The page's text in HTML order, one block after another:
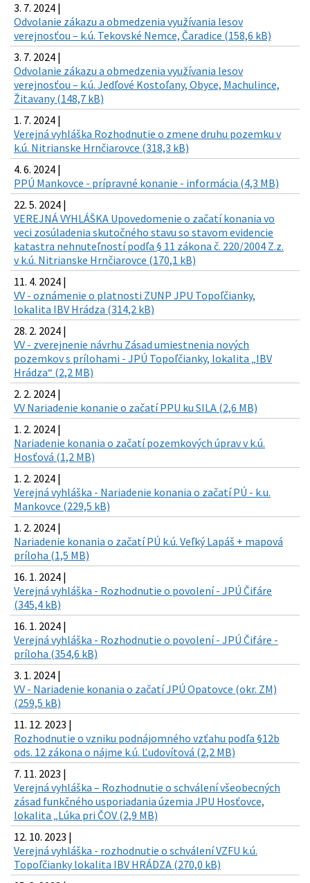
3. 7. 2024 |
Odvolanie zákazu a obmedzenia využívania lesov
verejnosťou – k.ú. Tekovské Nemce, Čaradice (158,6 kB)
3. 7. 2024 |
Odvolanie zákazu a obmedzenia využívania lesov
verejnosťou – k.ú. Jedľové Kostoľany, Obyce, Machulince,
Žitavany (148,7 kB)
1. 7. 2024 |
Verejná vyhláška Rozhodnutie o zmene druhu pozemku v
k.ú. Nitrianske Hrnčiarovce (318,3 kB)
4. 6. 2024 |
PPÚ Mankovce - prípravné konanie - informácia (4,3 MB)
22. 5. 2024 |
VEREJNÁ VYHLÁŠKA Upovedomenie o začatí konania vo
veci zosúladenia skutočného stavu so stavom evidencie
katastra nehnuteľností podľa § 11 zákona č. 220/2004 Z.z.
v k.ú. Nitrianske Hrnčiarovce (170,1 kB)
11. 4. 2024 |
VV - oznámenie o platnosti ZUNP JPU Topoľčianky,
lokalita IBV Hrádza (314,2 kB)
28. 2. 2024 |
VV - zverejnenie návrhu Zásad umiestnenia nových
pozemkov s prílohami - JPÚ Topoľčianky, lokalita „IBV
Hrádza“ (2,2 MB)
2. 2. 2024 |
VV Nariadenie konanie o začatí PPU ku SILA (2,6 MB)
1. 2. 2024 |
Nariadenie konania o začatí pozemkových úprav v k.ú.
Hosťová (1,2 MB)
1. 2. 2024 |
Verejná vyhláška - Nariadenie konania o začatí PÚ - k.u.
Mankovce (229,5 kB)
1. 2. 2024 |
Nariadenie konania o začatí PÚ k.ú. Veľký Lapáš + mapová
príloha (1,5 MB)
16. 1. 2024 |
Verejná vyhláška - Rozhodnutie o povolení - JPÚ Čifáre
(345,4 kB)
16. 1. 2024 |
Verejná vyhláška - Rozhodnutie o povolení - JPÚ Čifáre -
príloha (354,6 kB)
3. 1. 2024 |
VV - Nariadenie konania o začatí JPÚ Opatovce (okr. ZM)
(259,5 kB)
11. 12. 2023 |
Rozhodnutie o vzniku podnájomného vzťahu podľa §12b
ods. 12 zákona o nájme k.ú. Ľudovítová (2,2 MB)
7. 11. 2023 |
Verejná vyhláška – Rozhodnutie o schválení všeobecných
zásad funkčného usporiadania územia JPU Hosťovce,
lokalita „Lúka pri ČOV (2,9 MB)
12. 10. 2023 |
Verejná vyhláška - rozhodnutie o schválení VZFU k.ú.
Topoľčianky lokalita IBV HRÁDZA (270,0 kB)